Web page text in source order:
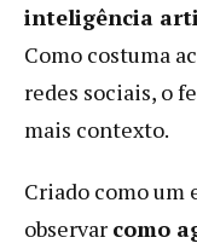
inteligência
Como costuma
redes sociais, o
mais contexto.
Criado como um
observar como